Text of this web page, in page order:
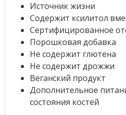
Источник жизни
Содержит ксилитол
Сертифицированное
Порошковая добавка
Не содержит глютена
Не содержит дрожжи
Веганский продукт
Дополнительное
состояния костей